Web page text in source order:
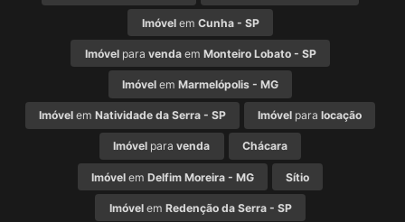
Imóvelem Cunha - SP
Imóvelpara vendaem Monteiro Lobato - SP
Imóvel em Marmelópolis - MG
Imóvelem Natividade da Serra - SP Imóvel paralocação
Imóvel paravenda Chácara
Imóvelem Delfim Moreira - MG Sítio
Imóvelem Redenção da Serra - SP